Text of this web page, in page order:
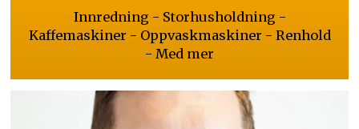
Innredning - Storhusholdning -
Kaffemaskiner - Oppvaskmaskiner - Renhold
- Med mer